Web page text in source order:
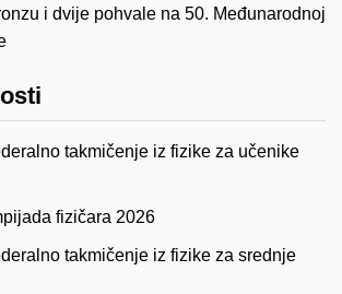
i dvije pohvale na 50. Međunarodnoj
takmičenje iz fizike za učenike
fizičara 2026
takmičenje iz fizike za srednje